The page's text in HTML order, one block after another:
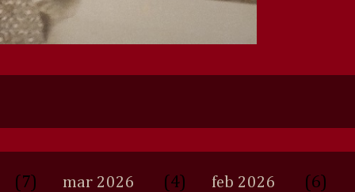
(7) mar 2026 (4) feb 2026 (6)